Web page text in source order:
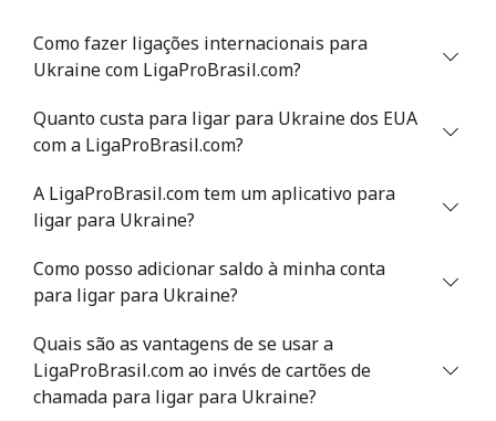
Montevideo ⁦R$0.27⁩
15 min por
⁦R$4⁩
Us Virgin Islands
All country ⁦R$0.70⁩
5 min por
Uzbekistan
fixo
⁦R$4⁩
Celular ⁦R$0.69⁩
5 min por
Como fazer ligações internacionais para
Ukraine com LigaProBrasil.com?
Quanto custa para ligar para Ukraine dos EUA
com a LigaProBrasil.com?
A LigaProBrasil.com tem um aplicativo para
ligar para Ukraine?
Como posso adicionar saldo à minha conta
para ligar para Ukraine?
Quais são as vantagens de se usar a
LigaProBrasil.com ao invés de cartões de
chamada para ligar para Ukraine?